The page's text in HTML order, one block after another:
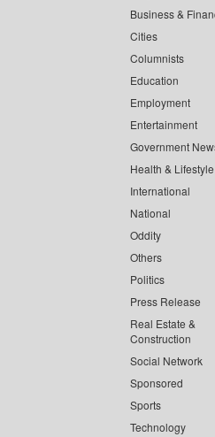
Business &
Cities
Columnists
Education
Employment
Entertainment
Government
Health & Lifestyle
International
National
Oddity
Others
Politics
Press Release
Real Estate &
Construction
Social Network
Sponsored
Sports
Technology